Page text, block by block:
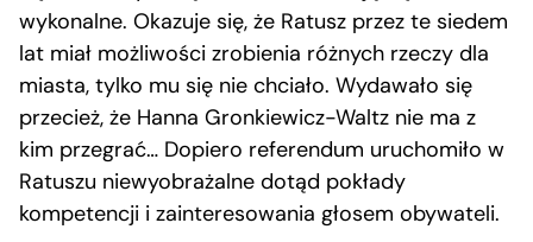
wykonalne. Okazuje się, że Ratusz przez te siedem
lat miał możliwości zrobienia różnych rzeczy dla
miasta, tylko mu się nie chciało. Wydawało się
przecież, że Hanna Gronkiewicz-Waltz nie ma z
kim przegrać… Dopiero referendum uruchomiło w
Ratuszu niewyobrażalne dotąd pokłady
kompetencji i zainteresowania głosem obywateli.